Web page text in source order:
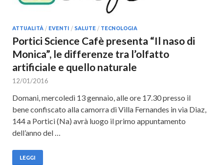
ATTUALITÀ / EVENTI / SALUTE / TECNOLOGIA
Portici Science Cafè presenta “Il naso di
Monica”, le differenze tra l’olfatto
artificiale e quello naturale
12/01/2016
Domani, mercoledì 13 gennaio, alle ore 17.30 presso il
bene confiscato alla camorra di Villa Fernandes in via Diaz,
144 a Portici (Na) avrà luogo il primo appuntamento
dell’anno del …
LEGGI